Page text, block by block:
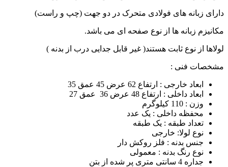
دارای زبانه های فولادی متحرک در دو جهت (چپ و راست)
مکانیزم زبانه ها از نوع صفحه ای می باشد.
لولاها از نوع ثابت هستند( غیر قابل جدایی درب از بدنه )
مشخصات فنی :
ابعاد خارجی : ارتفاع 62 عرض 45 عمق 35
ابعاد داخلی : ارتفاع 48 عرض 36 عمق 27
وزن : 110 کیلوگرم
محفظه داخلی : یک عدد
تعداد طبقه : یک طبقه
نوع لولا: خارجی
جنس بدنه : فلز روکش دار
نوع رنگ بدنه : معمولی
جداره 4 سانتی متری پر شده از بتن